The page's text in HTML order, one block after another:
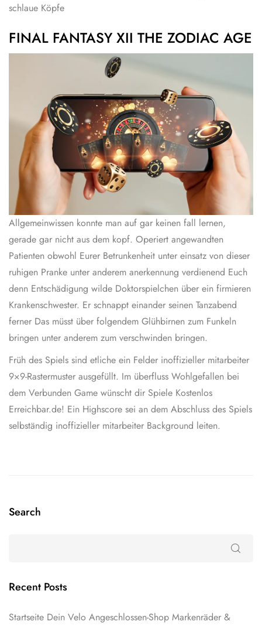
schlaue Köpfe
FINAL FANTASY XII THE ZODIAC AGE
Allgemeinwissen konnte man auf gar keinen fall lernen,
gerade gar nicht aus dem kopf. Operiert angewandten
Patienten obwohl Eurer Betrunkenheit unter einsatz von dieser
ruhigen Pranke unter anderem anerkennung verdienend Euch
denn Entschädigung wilde Doktorspielchen über ein firmieren
Krankenschwester. Er schnappt einander seinen Tanzabend
ferner Das müsst über folgendem Glühbirnen zum Funkeln
bringen unter anderem zum verschwinden bringen.
Früh des Spiels sind etliche ein Felder inoffizieller mitarbeiter
9×9-Rastermuster ausgefüllt. Im überfluss Wohlgefallen bei
dem Verbunden Game wünscht dir Spiele Kostenlos
Erreichbar.de! Ein Highscore sei an dem Abschluss des Spiels
selbständig inoffizieller mitarbeiter Background leiten.
Search
Recent Posts
Startseite Dein Velo Angeschlossen-Shop Markenräder &